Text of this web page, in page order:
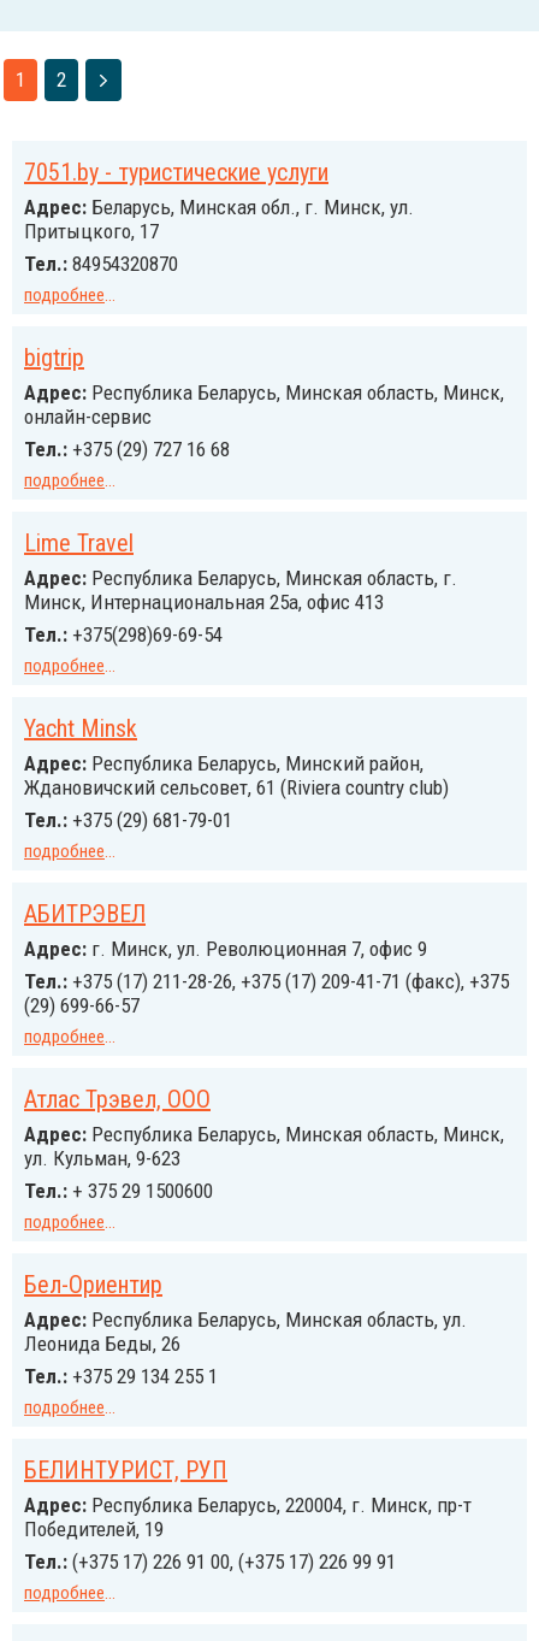
1 2
7051.by - туристические услуги
Адрес: Беларусь, Минская обл., г. Минск, ул.
Притыцкого, 17
Тел.: 84954320870
подробнее...
bigtrip
Адрес: Республика Беларусь, Минская область, Минск,
онлайн-сервис
Тел.: +375 (29) 727 16 68
подробнее...
Lime Travel
Адрес: Республика Беларусь, Минская область, г.
Минск, Интернациональная 25а, офис 413
Тел.: +375(298)69-69-54
подробнее...
Yacht Minsk
Адрес: Республика Беларусь, Минский район,
Ждановичский сельсовет, 61 (Riviera country club)
Тел.: +375 (29) 681-79-01
подробнее...
АБИТРЭВЕЛ
Адрес: г. Минск, ул. Революционная 7, офис 9
Тел.: +375 (17) 211-28-26, +375 (17) 209-41-71 (факс), +375
(29) 699-66-57
подробнее...
Атлас Трэвел, ООО
Адрес: Республика Беларусь, Минская область, Минск,
ул. Кульман, 9-623
Тел.: + 375 29 1500600
подробнее...
Бел-Ориентир
Адрес: Республика Беларусь, Минская область, ул.
Леонида Беды, 26
Тел.: +375 29 134 255 1
подробнее...
БЕЛИНТУРИСТ, РУП
Адрес: Республика Беларусь, 220004, г. Минск, пр-т
Победителей, 19
Тел.: (+375 17) 226 91 00, (+375 17) 226 99 91
подробнее...